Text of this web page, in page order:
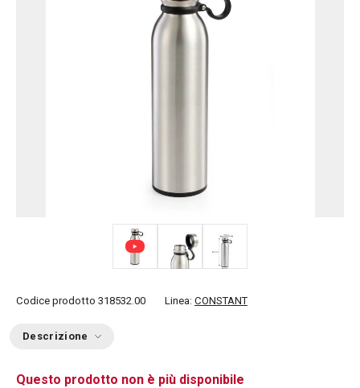
Codice prodotto 318532.00 Linea: CONSTANT
Descrizione
Questo prodotto non è più disponibile